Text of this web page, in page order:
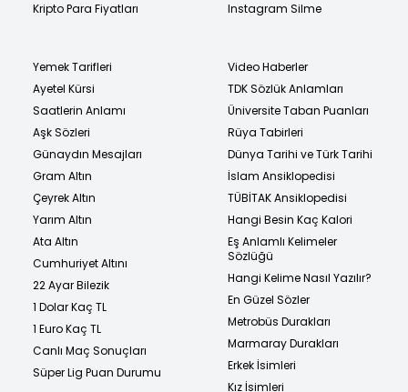
Kripto Para Fiyatları
Instagram Silme
Yemek Tarifleri
Ayetel Kürsi
Saatlerin Anlamı
Aşk Sözleri
Günaydın Mesajları
Gram Altın
Çeyrek Altın
Yarım Altın
Ata Altın
Cumhuriyet Altını
22 Ayar Bilezik
1 Dolar Kaç TL
1 Euro Kaç TL
Canlı Maç Sonuçları
Süper Lig Puan Durumu
Video Haberler
TDK Sözlük Anlamları
Üniversite Taban Puanları
Rüya Tabirleri
Dünya Tarihi ve Türk Tarihi
İslam Ansiklopedisi
TÜBİTAK Ansiklopedisi
Hangi Besin Kaç Kalori
Eş Anlamlı Kelimeler
Sözlüğü
Hangi Kelime Nasıl Yazılır?
En Güzel Sözler
Metrobüs Durakları
Marmaray Durakları
Erkek İsimleri
Kız İsimleri